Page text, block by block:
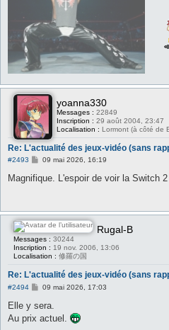
yoanna330
Messages : 22849
Inscription : 29 août 2004, 23:47
Localisation : Lormont (à côté de
Re: L'actualité des jeux-vidéo (sans
#2493
M
s
s
e
09 mai 2026, 16:19
Magnifique. L'espoir de voir la Switch
Rugal-B
Messages : 30244
Inscription : 19 nov. 2006, 13:06
Localisation : 修羅の国
Re: L'actualité des jeux-vidéo (sans
#2494
M
s
a
09 mai 2026, 17:03
Elle y sera.
Au prix actuel.